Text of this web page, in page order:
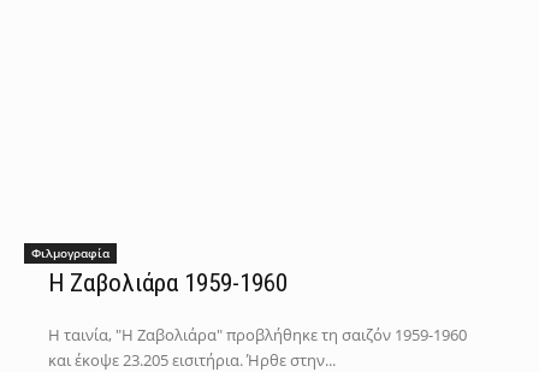
Φιλμογραφία
Η Ζαβολιάρα 1959-1960
Η ταινία, "Η Ζαβολιάρα" προβλήθηκε τη σαιζόν 1959-1960
και έκοψε 23.205 εισιτήρια. Ήρθε στην...